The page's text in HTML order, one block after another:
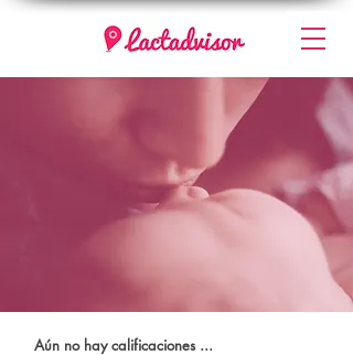
Aún no hay calificaciones ...